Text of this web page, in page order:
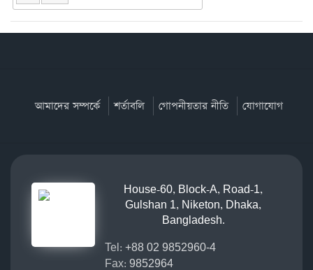
আমাদের সম্পর্কে শর্তাবলি গোপনীয়তার নীতি যোগাযোগ
House-60, Block-A, Road-1,
Gulshan 1, Niketon, Dhaka,
Bangladesh.
Tel: +88 02 9852960-4
Fax: 9852964